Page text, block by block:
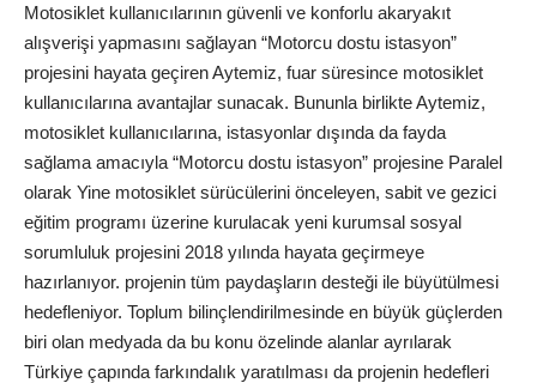
Motosiklet kullanıcılarının güvenli ve konforlu akaryakıt
alışverişi yapmasını sağlayan “Motorcu dostu istasyon”
projesini hayata geçiren Aytemiz, fuar süresince motosiklet
kullanıcılarına avantajlar sunacak. Bununla birlikte Aytemiz,
motosiklet kullanıcılarına, istasyonlar dışında da fayda
sağlama amacıyla “Motorcu dostu istasyon” projesine Paralel
olarak Yine motosiklet sürücülerini önceleyen, sabit ve gezici
eğitim programı üzerine kurulacak yeni kurumsal sosyal
sorumluluk projesini 2018 yılında hayata geçirmeye
hazırlanıyor. projenin tüm paydaşların desteği ile büyütülmesi
hedefleniyor. Toplum bilinçlendirilmesinde en büyük güçlerden
biri olan medyada da bu konu özelinde alanlar ayrılarak
Türkiye çapında farkındalık yaratılması da projenin hedefleri